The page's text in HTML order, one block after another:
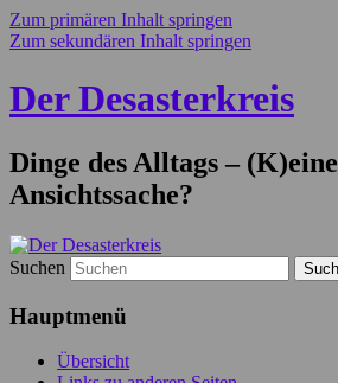
Zum primären Inhalt springen
Zum sekundären Inhalt springen
Der Desasterkreis
Dinge des Alltags – (K)eine
Ansichtssache?
Suchen
Hauptmenü
Übersicht